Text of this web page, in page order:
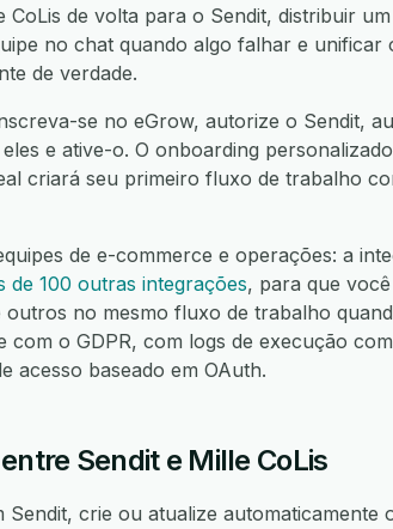
de volta para o Sendit, distribuir
no chat quando algo falhar e unificar
de verdade.
se no eGrow, autorize o Sendit,
e ative-o. O onboarding
criará seu primeiro fluxo de trabalho
de e-commerce e operações: a
de 100 outras integrações, para que
no mesmo fluxo de trabalho
o GDPR, com logs de execução
acesso baseado em OAuth.
Sendit e Mille CoLis
crie ou atualize automaticamente